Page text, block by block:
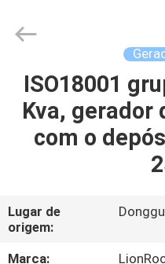
CASA
PRODUTOS
NÓS
corporate
limited.
ISO18001
Kva, gerador
com o
Lugar de
origem:
Marca: